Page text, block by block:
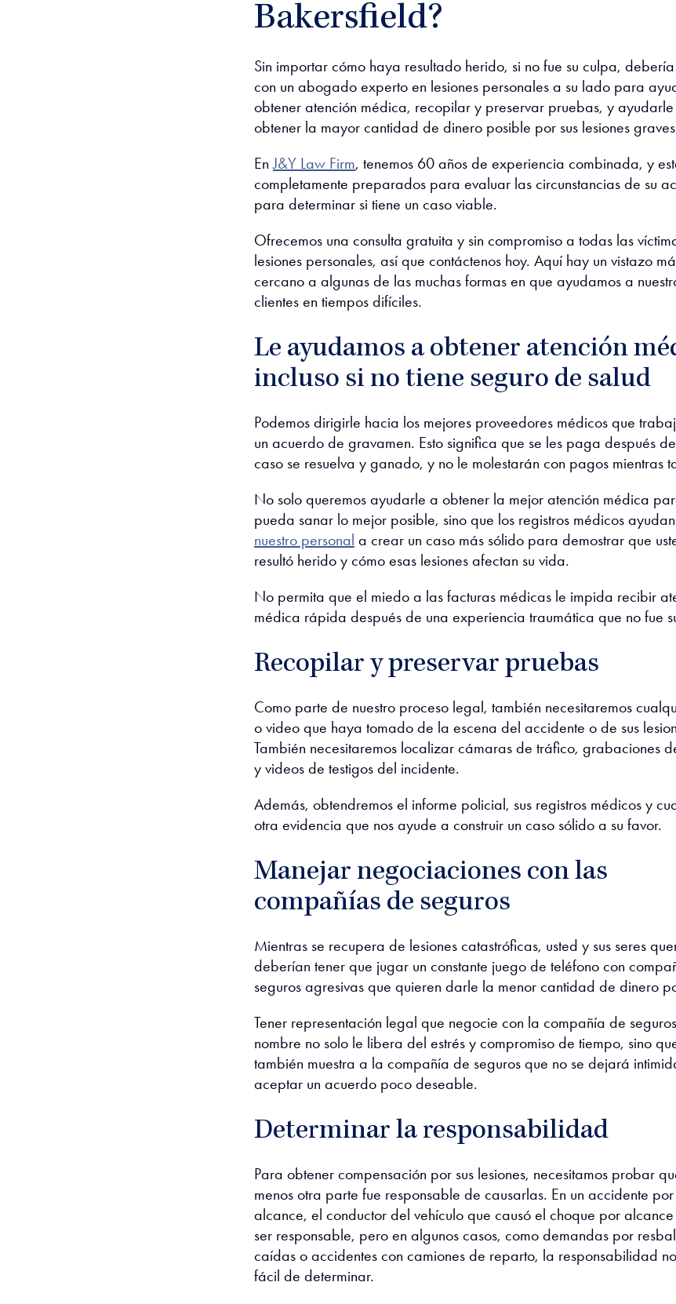
Bakersfield?
Sin importar cómo haya resultado herido, si no fue su culpa,
con un abogado experto en lesiones personales a su lado para
obtener atención médica, recopilar y preservar pruebas, y
obtener la mayor cantidad de dinero posible por sus lesiones
En J&Y Law Firm, tenemos 60 años de experiencia combinada, y
completamente preparados para evaluar las circunstancias de su
para determinar si tiene un caso viable.
Ofrecemos una consulta gratuita y sin compromiso a todas las
lesiones personales, así que contáctenos hoy. Aquí hay un vistazo
cercano a algunas de las muchas formas en que ayudamos a
clientes en tiempos difíciles.
Le ayudamos a obtener atención
incluso si no tiene seguro de salud
Podemos dirigirle hacia los mejores proveedores médicos que
un acuerdo de gravamen. Esto significa que se les paga después
caso se resuelva y ganado, y no le molestarán con pagos mientras
No solo queremos ayudarle a obtener la mejor atención médica
pueda sanar lo mejor posible, sino que los registros médicos
nuestro personal a crear un caso más sólido para demostrar que
resultó herido y cómo esas lesiones afectan su vida.
No permita que el miedo a las facturas médicas le impida recibir
médica rápida después de una experiencia traumática que no fue
Recopilar y preservar pruebas
Como parte de nuestro proceso legal, también necesitaremos
o video que haya tomado de la escena del accidente o de sus
También necesitaremos localizar cámaras de tráfico, grabaciones
y videos de testigos del incidente.
Además, obtendremos el informe policial, sus registros médicos y
otra evidencia que nos ayude a construir un caso sólido a su favor.
Manejar negociaciones con las
compañías de seguros
Mientras se recupera de lesiones catastróficas, usted y sus seres
deberían tener que jugar un constante juego de teléfono con
seguros agresivas que quieren darle la menor cantidad de dinero
Tener representación legal que negocie con la compañía de
nombre no solo le libera del estrés y compromiso de tiempo, sino
también muestra a la compañía de seguros que no se dejará
aceptar un acuerdo poco deseable.
Determinar la responsabilidad
Para obtener compensación por sus lesiones, necesitamos probar
menos otra parte fue responsable de causarlas. En un accidente por
alcance, el conductor del vehículo que causó el choque por alcance
ser responsable, pero en algunos casos, como demandas por
caídas o accidentes con camiones de reparto, la responsabilidad
fácil de determinar.